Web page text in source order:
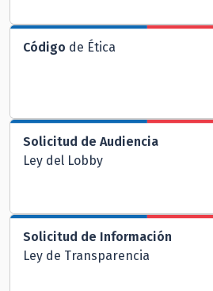
Código de Ética
Solicitud de Audiencia
Ley del Lobby
Solicitud de Información
Ley de Transparencia